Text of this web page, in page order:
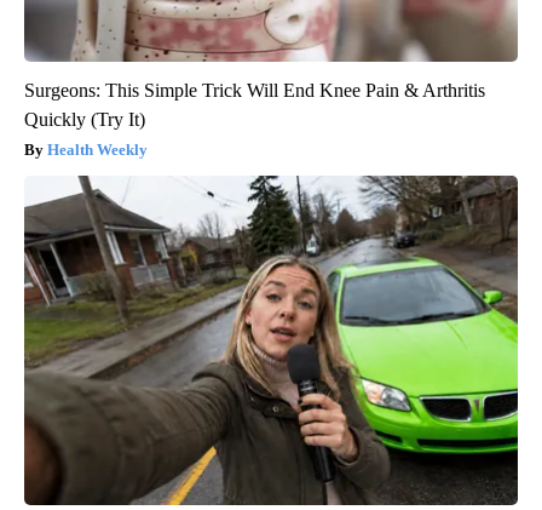
Surgeons: This Simple Trick Will End Knee Pain & Arthritis
Quickly (Try It)
Health Weekly